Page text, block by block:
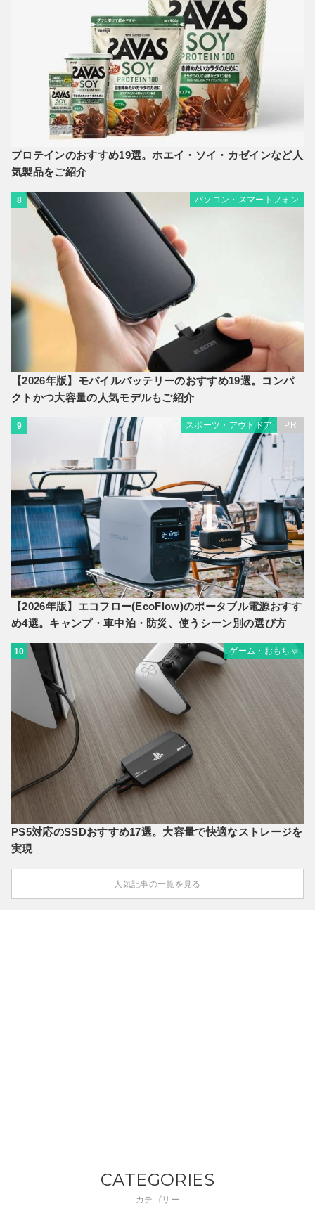
プロテインのおすすめ19選。ホエイ・ソイ・カゼインなど人
気製品をご紹介
8 パソコン・スマートフォン
【2026年版】モバイルバッテリーのおすすめ19選。コンパ
クトかつ大容量の人気モデルもご紹介
9 スポーツ・アウトドア PR
【2026年版】エコフロー(EcoFlow)のポータブル電源おすす
め4選。キャンプ・車中泊・防災、使うシーン別の選び方
10 ゲーム・おもちゃ
PS5対応のSSDおすすめ17選。大容量で快適なストレージを
実現
人気記事の一覧を見る
CATEGORIES
カテゴリー